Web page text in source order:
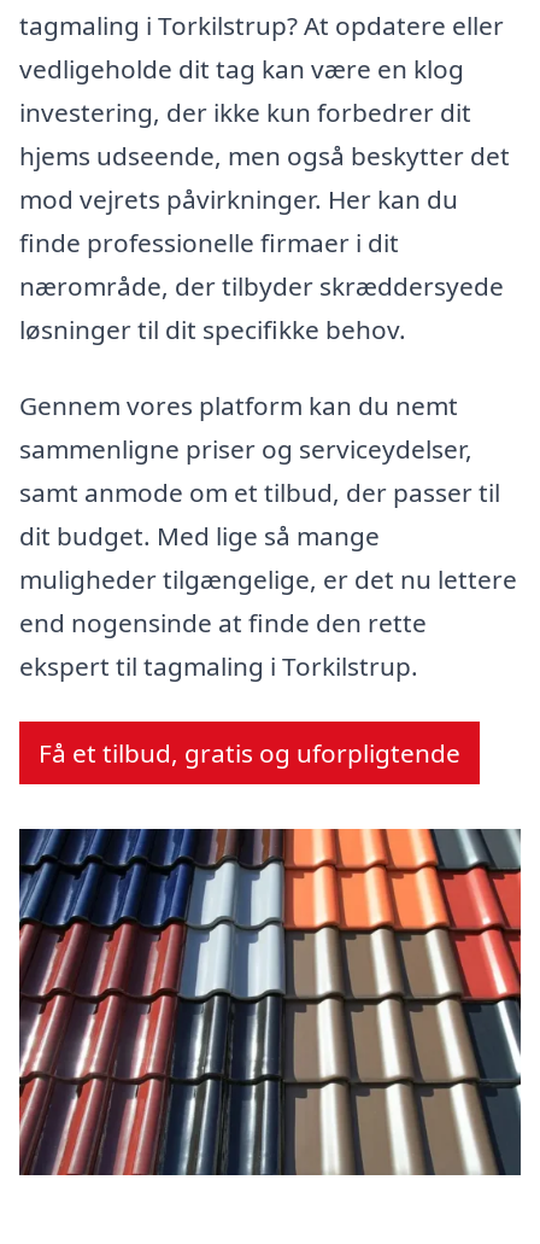
tagmaling i Torkilstrup? At opdatere eller
vedligeholde dit tag kan være en klog
investering, der ikke kun forbedrer dit
hjems udseende, men også beskytter det
mod vejrets påvirkninger. Her kan du
finde professionelle firmaer i dit
nærområde, der tilbyder skræddersyede
løsninger til dit specifikke behov.
Gennem vores platform kan du nemt
sammenligne priser og serviceydelser,
samt anmode om et tilbud, der passer til
dit budget. Med lige så mange
muligheder tilgængelige, er det nu lettere
end nogensinde at finde den rette
ekspert til tagmaling i Torkilstrup.
Få et tilbud, gratis og uforpligtende